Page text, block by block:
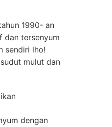
1990- an
dan tersenyum
sendiri lho!
mulut dan
dengan